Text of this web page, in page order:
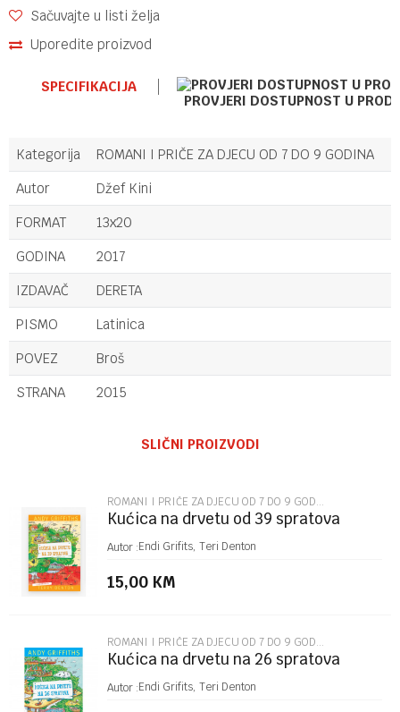
Sačuvajte u listi želja
Uporedite proizvod
SPECIFIKACIJA
PROVJERI DOSTUPNOST U
Kategorija
ROMANI I PRIČE ZA DJECU OD 7 DO 9 GODINA
Autor
Džef Kini
FORMAT
13x20
GODINA
2017
IZDAVAČ
DERETA
PISMO
Latinica
POVEZ
Broš
STRANA
2015
Poruka
POŠALJI
SLIČNI PROIZVODI
ROMANI I PRIČE ZA DJECU OD 7 DO 9 GODINA
Kućica na drvetu od 39 spratova
Autor :Endi Grifits, Teri Denton
15,00 KM
ROMANI I PRIČE ZA DJECU OD 7 DO 9 GODINA
Kućica na drvetu na 26 spratova
Autor :Endi Grifits, Teri Denton